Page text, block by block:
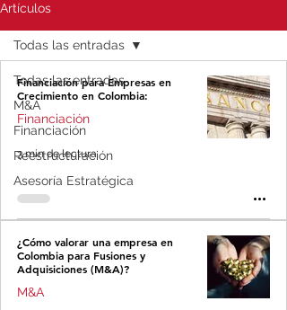
Artículos
Todas las entradas
M&A
Financiación
Reestructuración
Asesoría Estratégica
Todas las entradas
Financiación para Empresas en
Crecimiento en Colombia:
Financiación
3 min de lectura
¿Cómo valorar una empresa en
Colombia para Fusiones y
Adquisiciones (M&A)?
M&A